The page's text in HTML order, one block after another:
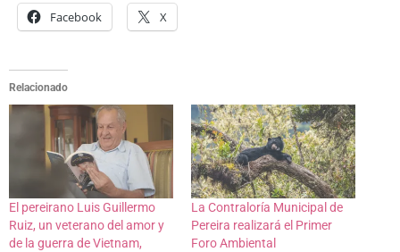
Facebook X
Relacionado
El pereirano Luis Guillermo
Ruiz, un veterano del amor y
de la guerra de Vietnam,
La Contraloría Municipal de
Pereira realizará el Primer
Foro Ambiental